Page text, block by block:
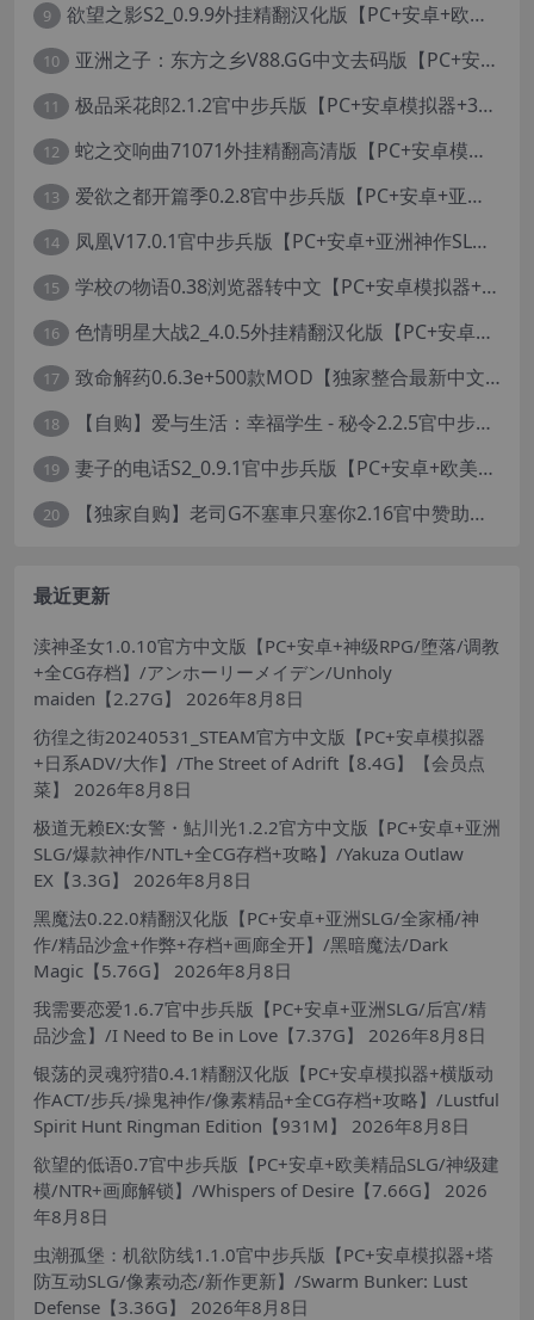
9 欲望之影S2_0.9.9外挂精翻汉化版【PC+安卓+欧美精品RPG/步兵/沙盒/媚黑/绿帽NTR】/Shadows of Desire【19.2G】
10 亚洲之子：东方之乡V88.GG中文去码版【PC+安卓模拟器+亚洲风QSP/真人SLG/更新/MOD整合版/作者版】/SOA就是个混蛋/【93G】
11 极品采花郎2.1.2官中步兵版【PC+安卓模拟器+3D互动SLG/亚洲/国风+金手指+真全CG存档】/Romantic Escapades【8.3G】
12 蛇之交响曲71071外挂精翻高清版【PC+安卓模拟器+神作RPG+全CG存档+作弊器】/纳迪亚四部曲之四/Symphony of the Serpent【11.3G】
13 爱欲之都开篇季0.2.8官中步兵版【PC+安卓+亚洲神作SLG+画廊全开】/City Lights Love Bites Season 0【21.7G】
14 凤凰V17.0.1官中步兵版【PC+安卓+亚洲神作SLG+高级赞助版+画廊全开】/Phoenixes【6.5G】
15 学校の物语0.38浏览器转中文【PC+安卓模拟器+亚洲风HTML/精品真人沙盒+存档】/学校物语/Gakko No Monogatari - School Story【37G】
16 色情明星大战2_4.0.5外挂精翻汉化版【PC+安卓模拟器+真人卡牌SLG/无码+作弊】/Pornstar Battle II【8.58G】
17 致命解药0.6.3e+500款MOD【独家整合最新中文MOD管理器+在线下载N网全部MOD】/The Killing Antidote Ver0.6.3d MOD Ver2026.2.4
18 【自购】爱与生活：幸福学生 - 秘令2.2.5官中步兵版【PC+安卓模拟器+日系养成SLG+全CG存档】/Love n Life: Happy Student【7.5G】
19 妻子的电话S2_0.9.1官中步兵版【PC+安卓+欧美真人SLG/NTR】/A Wife’s Phone S2【18.1G】
20 【独家自购】老司G不塞車只塞你2.16官中赞助版【PC+安卓模拟器+神作SLG/步兵+全CG存档】/Ride Me, Taxi Driver【3.76G】【会员专享】
最近更新
渎神圣女1.0.10官方中文版【PC+安卓+神级RPG/堕落/调教
+全CG存档】/アンホーリーメイデン/Unholy
maiden【2.27G】
2026年8月8日
彷徨之街20240531_STEAM官方中文版【PC+安卓模拟器
+日系ADV/大作】/The Street of Adrift【8.4G】【会员点
菜】
2026年8月8日
极道无赖EX:女警・鮎川光1.2.2官方中文版【PC+安卓+亚洲
SLG/爆款神作/NTL+全CG存档+攻略】/Yakuza Outlaw
EX【3.3G】
2026年8月8日
黑魔法0.22.0精翻汉化版【PC+安卓+亚洲SLG/全家桶/神
作/精品沙盒+作弊+存档+画廊全开】/黑暗魔法/Dark
Magic【5.76G】
2026年8月8日
我需要恋爱1.6.7官中步兵版【PC+安卓+亚洲SLG/后宫/精
品沙盒】/I Need to Be in Love【7.37G】
2026年8月8日
银荡的灵魂狩猎0.4.1精翻汉化版【PC+安卓模拟器+横版动
作ACT/步兵/操鬼神作/像素精品+全CG存档+攻略】/Lustful
Spirit Hunt Ringman Edition【931M】
2026年8月8日
欲望的低语0.7官中步兵版【PC+安卓+欧美精品SLG/神级建
模/NTR+画廊解锁】/Whispers of Desire【7.66G】
2026
年8月8日
虫潮孤堡：机欲防线1.1.0官中步兵版【PC+安卓模拟器+塔
防互动SLG/像素动态/新作更新】/Swarm Bunker: Lust
Defense【3.36G】
2026年8月8日